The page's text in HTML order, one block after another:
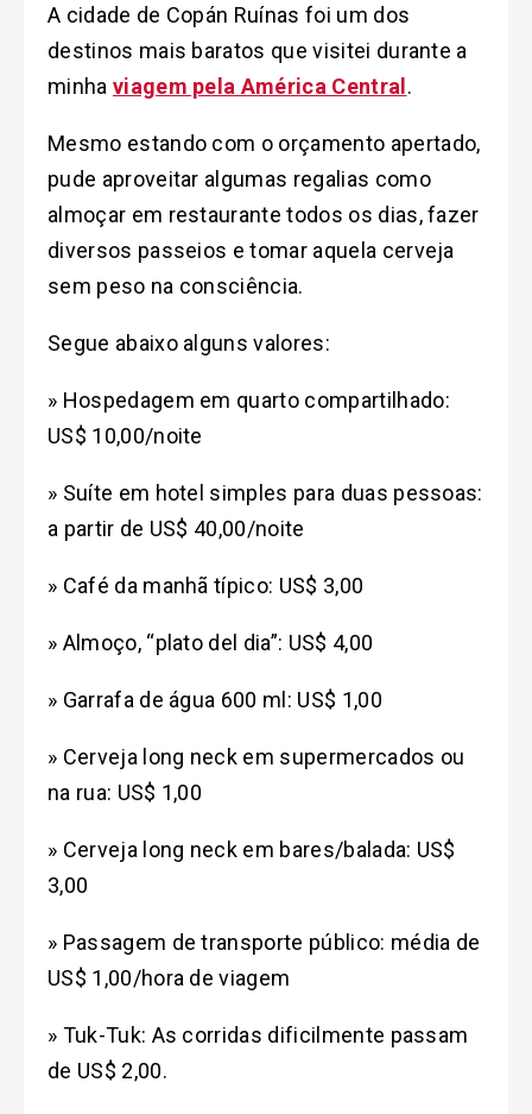
A cidade de Copán Ruínas foi um dos
destinos mais baratos que visitei durante a
minha viagem pela América Central .
Mesmo estando com o orçamento apertado,
pude aproveitar algumas regalias como
almoçar em restaurante todos os dias, fazer
diversos passeios e tomar aquela cerveja
sem peso na consciência.
Segue abaixo alguns valores:
» Hospedagem em quarto compartilhado:
US$ 10,00/noite
» Suíte em hotel simples para duas pessoas:
a partir de US$ 40,00/noite
» Café da manhã típico: US$ 3,00
» Almoço, “plato del dia”: US$ 4,00
» Garrafa de água 600 ml: US$ 1,00
» Cerveja long neck em supermercados ou
na rua: US$ 1,00
» Cerveja long neck em bares/balada: US$
3,00
» Passagem de transporte público: média de
US$ 1,00/hora de viagem
» Tuk-Tuk: As corridas dificilmente passam
de US$ 2,00.